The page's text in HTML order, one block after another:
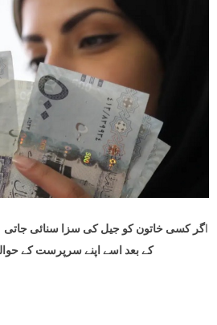
اگر کسی خاتون کو جیل کی سزا سنائی
کے بعد اسے اپنے سرپرست کے